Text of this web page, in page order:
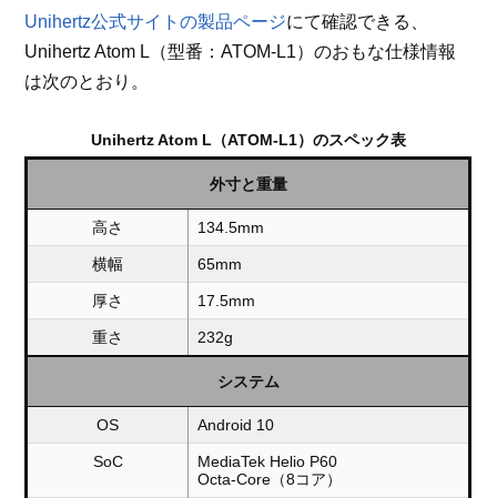
Unihertz公式サイトの製品ページにて確認できる、
Unihertz Atom L（型番：ATOM-L1）のおもな仕様情報
は次のとおり。
Unihertz Atom L（ATOM-L1）のスペック表
外寸と重量
高さ 134.5mm
横幅 65mm
厚さ 17.5mm
重さ 232g
システム
OS Android 10
SoC
MediaTek Helio P60
Octa-Core（8コア）